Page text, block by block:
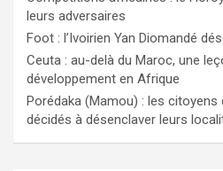
leurs adversaires
Foot : l’Ivoirien Yan Diomandé
Ceuta : au-delà du Maroc, une
développement en Afrique
Porédaka (Mamou) : les citoyens
décidés à désenclaver leurs